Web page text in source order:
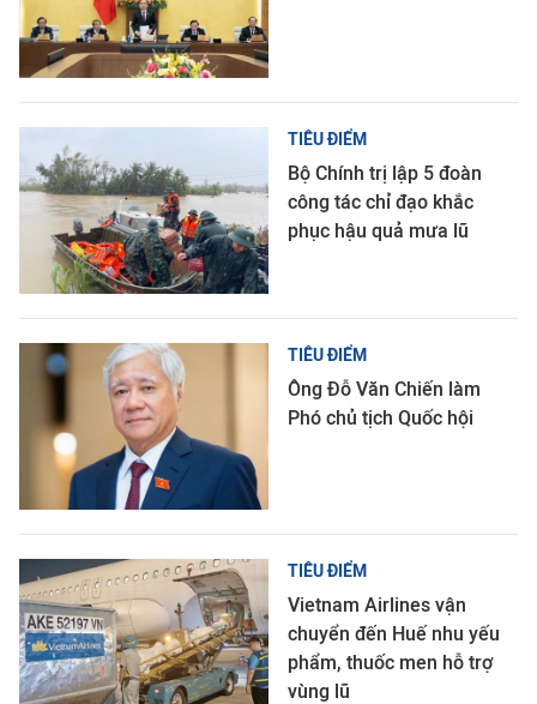
TIÊU ĐIỂM
Bộ Chính trị lập 5 đoàn
công tác chỉ đạo khắc
phục hậu quả mưa lũ
TIÊU ĐIỂM
Ông Đỗ Văn Chiến làm
Phó chủ tịch Quốc hội
TIÊU ĐIỂM
Vietnam Airlines vận
chuyển đến Huế nhu yếu
phẩm, thuốc men hỗ trợ
vùng lũ